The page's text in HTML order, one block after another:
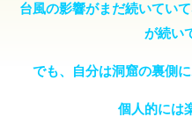
台風の影響がまだ続いてい
が続い
でも、自分は洞窟の裏側
個人的には